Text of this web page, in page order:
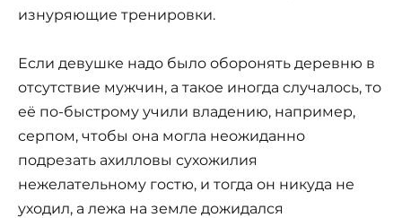
изнуряющие тренировки.
Если девушке надо было оборонять деревню в
отсутствие мужчин, а такое иногда случалось, то
её по-быстрому учили владению, например,
серпом, чтобы она могла неожиданно
подрезать ахилловы сухожилия
нежелательному гостю, и тогда он никуда не
уходил, а лежа на земле дожидался